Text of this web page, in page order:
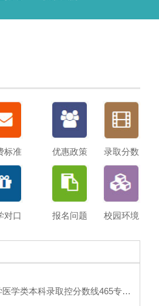
标准 优惠政策 录取分数
对口 报名问题 校园环境
本科录取控分数线465专科分数线180分